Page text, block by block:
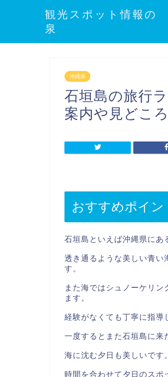
観光スポット情報の
泉
沖縄県
石垣島の旅行
案内や見どこ
おすすめポイン
石垣島といえば沖縄県にあ
透き通るような美しい青い
す。
また海ではシュノーケリ
ます。
経験がなくても丁寧に指導
一度するとまた石垣島に来
海に沈む夕日も美しいです。
時間を合わせて夕日のスポ